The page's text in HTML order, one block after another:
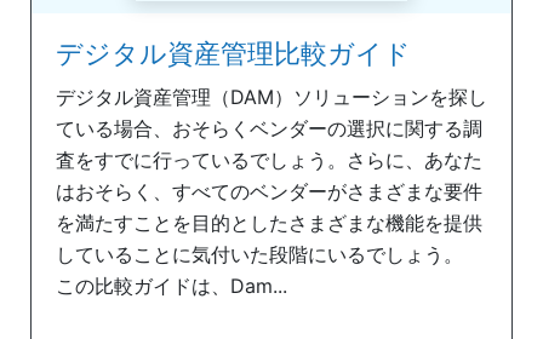
デジタル資産管理比較ガイド
デジタル資産管理（DAM）ソリューションを探し
ている場合、おそらくベンダーの選択に関する調
査をすでに行っているでしょう。さらに、あなた
はおそらく、すべてのベンダーがさまざまな要件
を満たすことを目的としたさまざまな機能を提供
していることに気付いた段階にいるでしょう。
この比較ガイドは、Dam...